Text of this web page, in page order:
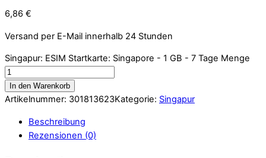
6,86 €
Versand per E-Mail innerhalb 24 Stunden
Singapur: ESIM Startkarte: Singapore - 1 GB - 7 Tage Menge
In den Warenkorb
Artikelnummer: 301813623Kategorie: Singapur
Beschreibung
Rezensionen (0)